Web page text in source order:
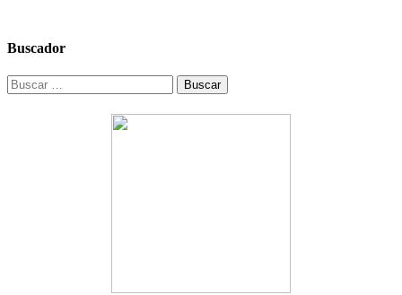
Buscador
Buscar: